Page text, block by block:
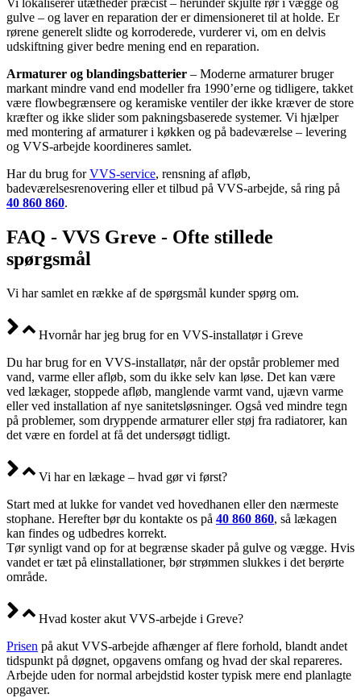
Vi lokaliserer utætheder præcist – herunder skjulte rør i vægge og
gulve – og laver en reparation der er dimensioneret til at holde. Er
rørene generelt slidte og korroderede, vurderer vi, om en delvis
udskiftning giver bedre mening end en reparation.
Armaturer og blandingsbatterier – Moderne armaturer bruger
markant mindre vand end modeller fra 1990’erne og tidligere, takket
være flowbegrænsere og keramiske ventiler der ikke kræver de store
kræfter og ikke slider som pakningsbaserede systemer. Vi hjælper
med montering af armaturer i køkken og på badeværelse – levering
og VVS-arbejde koordineres samlet.
Har du brug forVVS-service, rensning af afløb,
badeværelsesrenovering eller et tilbud på VVS-arbejde, så ring på
40 860 860.
FAQ - VVS Greve - Ofte stillede
spørgsmål
Vi har samlet en række af de spørgsmål kunder spørg om.
Hvornår har jeg brug for en VVS-installatør i Greve
Du har brug for en VVS-installatør, når der opstår problemer med
vand, varme eller afløb, som du ikke selv kan løse. Det kan være
ved lækager, stoppede afløb, manglende varmt vand, ujævn varme
eller ved installation af nye sanitetsløsninger. Også ved mindre tegn
på problemer, som dryppende armaturer eller støj fra radiatorer, kan
det være en fordel at få det undersøgt tidligt.
Vi har en lækage – hvad gør vi først?
Start med at lukke for vandet ved hovedhanen eller den nærmeste
stophane. Herefter bør du kontakte os på 40 860 860, så lækagen
kan findes og udbedres korrekt.
Tør synligt vand op for at begrænse skader på gulve og vægge. Hvis
vandet er tæt på elinstallationer, bør strømmen slukkes i det berørte
område.
Hvad koster akut VVS-arbejde i Greve?
Prisen på akut VVS-arbejde afhænger af flere forhold, blandt andet
tidspunkt på døgnet, opgavens omfang og hvad der skal repareres.
Arbejde uden for normal arbejdstid koster typisk mere end planlagte
opgaver.